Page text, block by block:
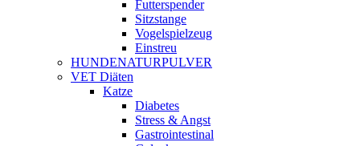
Futterspender
Sitzstange
Vogelspielzeug
Einstreu
HUNDENATURPULVER
VET Diäten
Katze
Diabetes
Stress & Angst
Gastrointestinal